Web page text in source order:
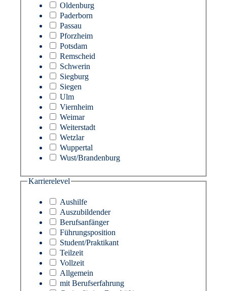
Oldenburg
Paderborn
Passau
Pforzheim
Potsdam
Remscheid
Schwerin
Siegburg
Siegen
Ulm
Viernheim
Weimar
Weiterstadt
Wetzlar
Wuppertal
Wust/Brandenburg
Karrierelevel
Aushilfe
Auszubildender
Berufsanfänger
Führungsposition
Student/Praktikant
Teilzeit
Vollzeit
Allgemein
mit Berufserfahrung